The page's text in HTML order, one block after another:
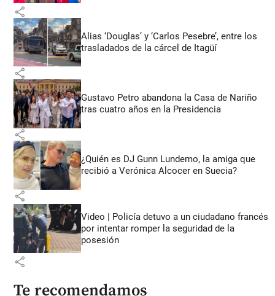
share
Alias ‘Douglas’ y ‘Carlos Pesebre’, entre los
trasladados de la cárcel de Itagüí
share
Gustavo Petro abandona la Casa de Nariño
tras cuatro años en la Presidencia
share
¿Quién es DJ Gunn Lundemo, la amiga que
recibió a Verónica Alcocer en Suecia?
share
Video | Policía detuvo a un ciudadano francés
por intentar romper la seguridad de la
posesión
share
Te recomendamos